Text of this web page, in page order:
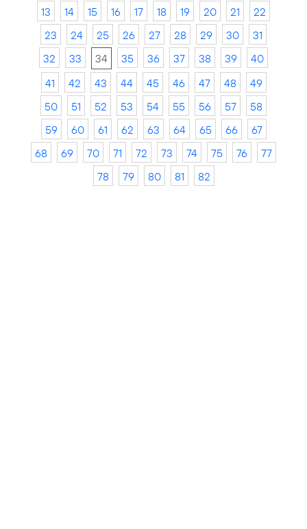
13
14 15 16 17 18 19 20 21
22
23
24 25 26 27 28 29 30
31
32
33 34 35 36 37 38 39
40
41
42 43 44 45 46 47 48
49
50
51 52 53 54 55 56 57
58
59
60 61 62 63 64 65 66
67
68
69 70 71 72 73 74 75 76
77
78
79 80 81 82